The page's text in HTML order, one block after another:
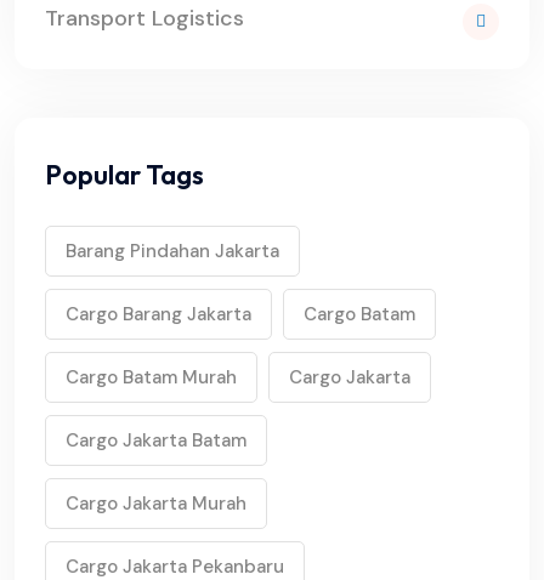
Transport Logistics
Popular Tags
Barang Pindahan Jakarta
Cargo Barang Jakarta Cargo Batam
Cargo Batam Murah Cargo Jakarta
Cargo Jakarta Batam
Cargo Jakarta Murah
Cargo Jakarta Pekanbaru